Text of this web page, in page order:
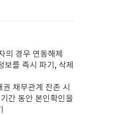
의 경우 연동해제
를 즉시 파기, 삭제
채무관계 잔존 시
간 동안 본인확인을